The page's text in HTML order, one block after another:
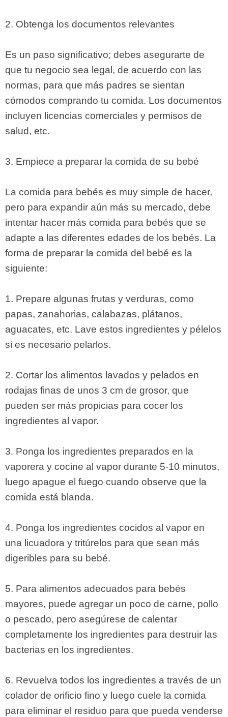
2. Obtenga los documentos relevantes
Es un paso significativo; debes asegurarte de
que tu negocio sea legal, de acuerdo con las
normas, para que más padres se sientan
cómodos comprando tu comida. Los documentos
incluyen licencias comerciales y permisos de
salud, etc.
3. Empiece a preparar la comida de su bebé
La comida para bebés es muy simple de hacer,
pero para expandir aún más su mercado, debe
intentar hacer más comida para bebés que se
adapte a las diferentes edades de los bebés. La
forma de preparar la comida del bebé es la
siguiente:
1. Prepare algunas frutas y verduras, como
papas, zanahorias, calabazas, plátanos,
aguacates, etc. Lave estos ingredientes y pélelos
si es necesario pelarlos.
2. Cortar los alimentos lavados y pelados en
rodajas finas de unos 3 cm de grosor, que
pueden ser más propicias para cocer los
ingredientes al vapor.
3. Ponga los ingredientes preparados en la
vaporera y cocine al vapor durante 5-10 minutos,
luego apague el fuego cuando observe que la
comida está blanda.
4. Ponga los ingredientes cocidos al vapor en
una licuadora y tritúrelos para que sean más
digeribles para su bebé.
5. Para alimentos adecuados para bebés
mayores, puede agregar un poco de carne, pollo
o pescado, pero asegúrese de calentar
completamente los ingredientes para destruir las
bacterias en los ingredientes.
6. Revuelva todos los ingredientes a través de un
colador de orificio fino y luego cuele la comida
para eliminar el residuo para que pueda venderse